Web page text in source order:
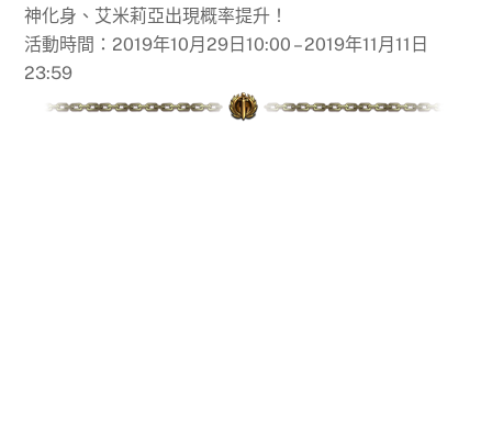
神化身、艾米莉亞出現概率提升！
活動時間：2019年10月29日10:00 – 2019年11月11日
23:59